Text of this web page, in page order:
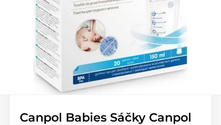
Canpol Babies Sáčky Canpol